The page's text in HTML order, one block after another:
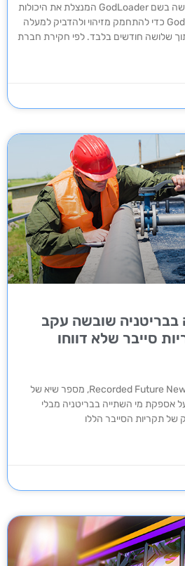
האקרים השתמשו בנוזקה חדשה בשם GodLoader המנצלת את היכולות
של מנוע המשחק הפופולרי Godot כדי להתחמק מזיהוי ולהדביק למעלה
שובשה עקב
סייבר שלא דווחו
על פי מידע שהגיע לידי אתר Recorded Future News, מספר שיא של
אספקת מי השתייה בבריטניה מבלי
של תקריות הסייבר הללו